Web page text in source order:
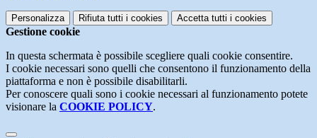
Personalizza Rifiuta tutti i cookies Accetta tutti i cookies
Gestione cookie
In questa schermata è possibile scegliere quali cookie consentire.
I cookie necessari sono quelli che consentono il funzionamento della
piattaforma e non è possibile disabilitarli.
Per conoscere quali sono i cookie necessari al funzionamento potete
visionare la COOKIE POLICY.